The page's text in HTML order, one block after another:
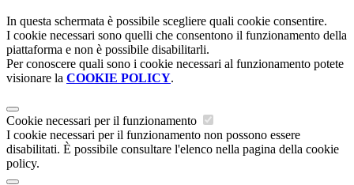
In questa schermata è possibile scegliere quali cookie consentire.
I cookie necessari sono quelli che consentono il funzionamento della
piattaforma e non è possibile disabilitarli.
Per conoscere quali sono i cookie necessari al funzionamento potete
visionare la COOKIE POLICY.
Cookie necessari per il funzionamento
I cookie necessari per il funzionamento non possono essere
disabilitati. È possibile consultare l'elenco nella pagina della cookie
policy.